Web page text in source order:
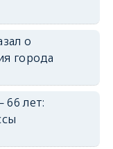
о
города
лет: